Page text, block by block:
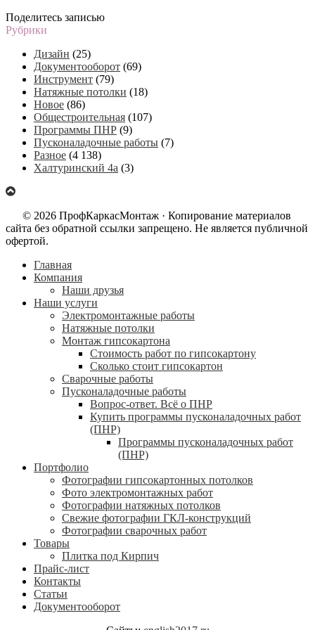
Поделитесь записью
Рубрики
Дизайн (25)
Документооборот (69)
Инструмент (79)
Натяжные потолки (18)
Новое (86)
Общестроительная (107)
Программы ПНР (9)
Пусконаладочные работы (7)
Разное (4 138)
Халтуринский 4а (3)
© 2026 ПрофКаркасМонтаж · Копирование материалов
сайта без обратной ссылки запрещено. Не является публичной
офертой.
Главная
Компания
Наши друзья
Наши услуги
Электромонтажные работы
Натяжные потолки
Монтаж гипсокартона
Стоимость работ по гипсокартону
Сколько стоит гипсокартон
Сварочные работы
Пусконаладочные работы
Вопрос-ответ. Всё о ПНР
Купить программы пусконаладочных работ
(ПНР)
Программы пусконаладочных работ
(ПНР)
Портфолио
Фотографии гипсокартонных потолков
Фото электромонтажных работ
Фотографии натяжных потолков
Свежие фотографии ГКЛ-конструкций
Фотографии сварочных работ
Товары
Плитка под Кирпич
Прайс-лист
Контакты
Статьи
Документооборот